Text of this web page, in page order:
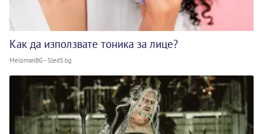
Как да използвате тоника за лице?
MelomanBG - Sled5.bg